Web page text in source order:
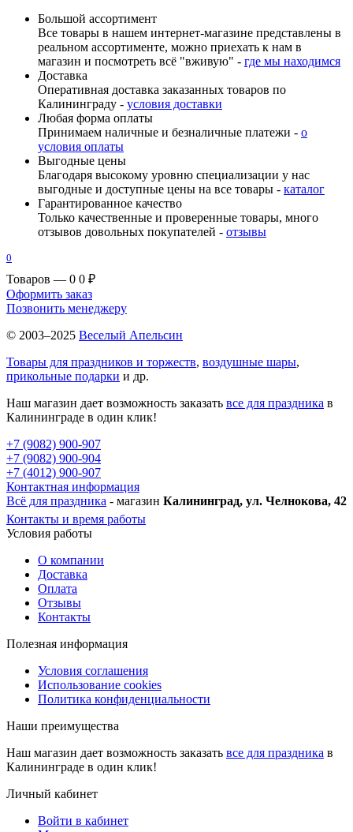
Большой ассортимент
Все товары в нашем интернет-магазине представлены в
реальном ассортименте, можно приехать к нам в
магазин и посмотреть всё "вживую" - где мы находимся
Доставка
Оперативная доставка заказанных товаров по
Калининграду - условия доставки
Любая форма оплаты
Принимаем наличные и безналичные платежи - о
условия оплаты
Выгодные цены
Благодаря высокому уровню специализации у нас
выгодные и доступные цены на все товары - каталог
Гарантированное качество
Только качественные и проверенные товары, много
отзывов довольных покупателей - отзывы
0
Товаров — 0 0 ₽
Оформить заказ
Позвонить менеджеру
© 2003–2025 Веселый Апельсин
Товары для праздников и торжеств, воздушные шары,
прикольные подарки и др.
Наш магазин дает возможность заказать все для праздника в
Калининграде в один клик!
+7 (9082) 900-907
+7 (9082) 900-904
+7 (4012) 900-907
Контактная информация
Всё для праздника - магазин Калининград, ул. Челнокова, 42
Контакты и время работы
Условия работы
О компании
Доставка
Оплата
Отзывы
Контакты
Полезная информация
Условия соглашения
Использование cookies
Политика конфиденциальности
Наши преимущества
Наш магазин дает возможность заказать все для праздника в
Калининграде в один клик!
Личный кабинет
Войти в кабинет